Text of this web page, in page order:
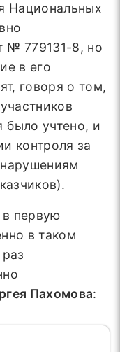
Национальных
№ 779131-8, но
в его
говоря о том,
было учтено, и
контроля за
в первую
в таком
Пахомова: